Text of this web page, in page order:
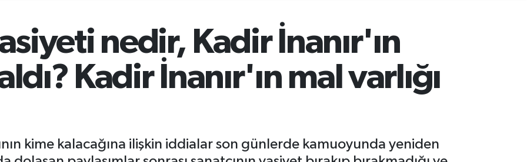
nedir, Kadir İnanır'ın
Kadir İnanır'ın mal varlığı
kime kalacağına ilişkin iddialar son günlerde kamuoyunda yeniden